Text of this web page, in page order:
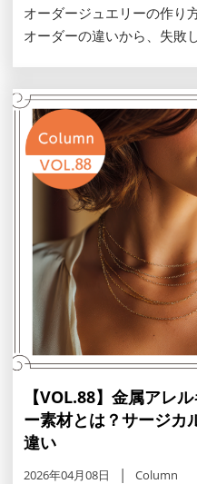
オーダージュエリーの作り
オーダーの違いから、失敗
す。
【VOL.88】金属アレ
ー素材とは？サージカ
違い
2026年04月08日
Column